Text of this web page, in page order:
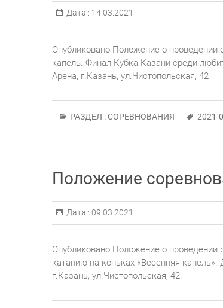
Дата : 14.03.2021
Опубликовано Положение о проведении
капель. Финал Кубка Казани среди
Арена, г.Казань, ул.Чистопольская, 42
РАЗДЕЛ :СОРЕВНОВАНИЯ 2021-
Положение
Дата : 09.03.2021
Опубликовано Положение о проведении
катанию на коньках «Весенняя
г.Казань, ул.Чистопольская, 42.